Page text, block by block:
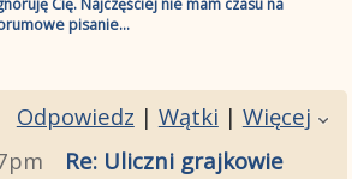
pisanie...
Odpowiedz | Wątki | Więcej
Re: Uliczni grajkowie